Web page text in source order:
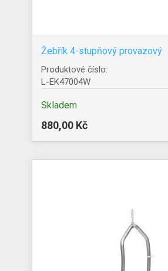
Žebřík 4-stupňový provazový
Produktové číslo:
L-EK47004W
Skladem
880,00 Kč